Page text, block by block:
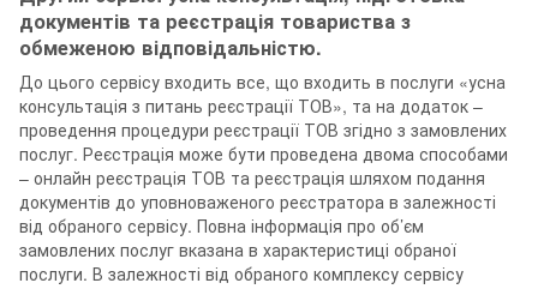
документів та реєстрація товариства з
обмеженою відповідальністю.
До цього сервісу входить все, що входить в послуги «усна
консультація з питань реєстрації ТОВ», та на додаток –
проведення процедури реєстрації ТОВ згідно з замовлених
послуг. Реєстрація може бути проведена двома способами
– онлайн реєстрація ТОВ та реєстрація шляхом подання
документів до уповноваженого реєстратора в залежності
від обраного сервісу. Повна інформація про об’єм
замовлених послуг вказана в характеристиці обраної
послуги. В залежності від обраного комплексу сервісу